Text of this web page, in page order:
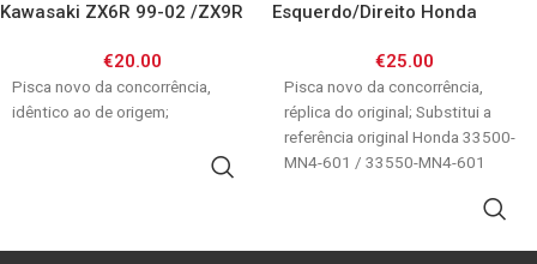
Kawasaki ZX6R 99-02 /ZX9R
€20.00
Pisca novo da concorrência,
idêntico ao de origem;
Esquerdo/Direito Honda
€25.00
Pisca novo da concorrência,
réplica do original; Substitui a
referência original Honda 33500-
MN4-601 / 33550-MN4-601